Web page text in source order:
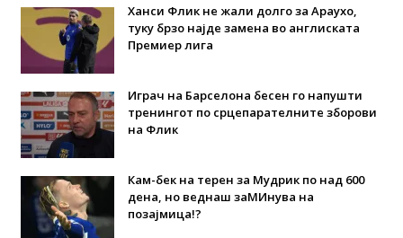
Ханси Флик не жали долго за Араухо,
туку брзо најде замена во англиската
Премиер лига
Играч на Барселона бесен го напушти
тренингот по срцепарателните зборови
на Флик
Кам-бек на терен за Мудрик по над 600
дена, но веднаш заМИнува на
позајмица!?